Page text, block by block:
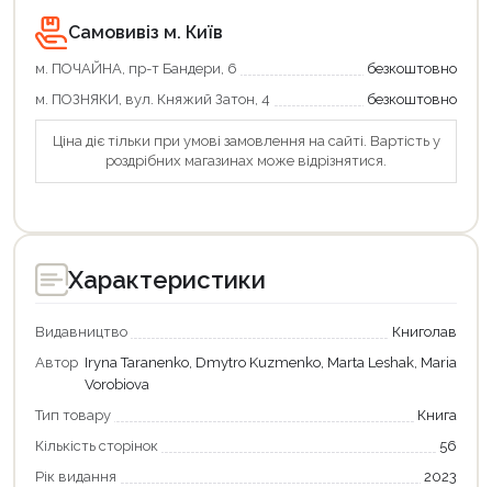
Самовивіз м. Київ
м. ПОЧАЙНА, пр-т Бандери, 6
безкоштовно
м. ПОЗНЯКИ, вул. Княжий Затон, 4
безкоштовно
Ціна діє тільки при умові замовлення на сайті. Вартість у
роздрібних магазинах може відрізнятися.
Характеристики
Видавництво
Книголав
Автор Iryna Taranenko, Dmytro Kuzmenko, Marta Leshak, Maria
Vorobiova
Тип товару
Книга
Кількість сторінок
56
Рік видання
2023